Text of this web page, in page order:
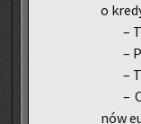
o
­­­–
–
–
–
nów